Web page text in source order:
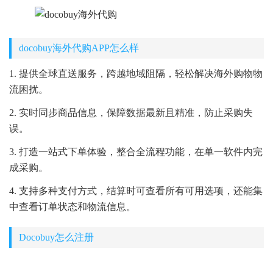
docobuy海外代购APP怎么样
1. 提供全球直送服务，跨越地域阻隔，轻松解决海外购物物
流困扰。
2. 实时同步商品信息，保障数据最新且精准，防止采购失
误。
3. 打造一站式下单体验，整合全流程功能，在单一软件内完
成采购。
4. 支持多种支付方式，结算时可查看所有可用选项，还能集
中查看订单状态和物流信息。
Docobuy怎么注册